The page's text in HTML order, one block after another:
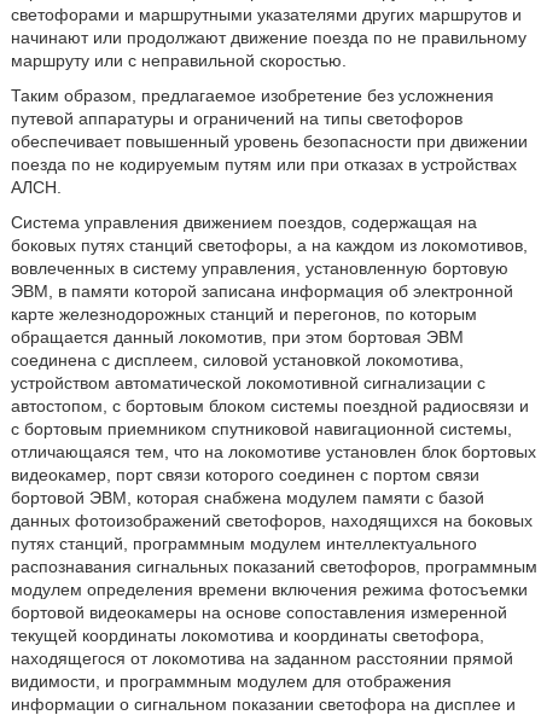
светофорами и маршрутными указателями других маршрутов и
начинают или продолжают движение поезда по не правильному
маршруту или с неправильной скоростью.
Таким образом, предлагаемое изобретение без усложнения
путевой аппаратуры и ограничений на типы светофоров
обеспечивает повышенный уровень безопасности при движении
поезда по не кодируемым путям или при отказах в устройствах
АЛСН.
Система управления движением поездов, содержащая на
боковых путях станций светофоры, а на каждом из локомотивов,
вовлеченных в систему управления, установленную бортовую
ЭВМ, в памяти которой записана информация об электронной
карте железнодорожных станций и перегонов, по которым
обращается данный локомотив, при этом бортовая ЭВМ
соединена с дисплеем, силовой установкой локомотива,
устройством автоматической локомотивной сигнализации с
автостопом, с бортовым блоком системы поездной радиосвязи и
с бортовым приемником спутниковой навигационной системы,
отличающаяся тем, что на локомотиве установлен блок бортовых
видеокамер, порт связи которого соединен с портом связи
бортовой ЭВМ, которая снабжена модулем памяти с базой
данных фотоизображений светофоров, находящихся на боковых
путях станций, программным модулем интеллектуального
распознавания сигнальных показаний светофоров, программным
модулем определения времени включения режима фотосъемки
бортовой видеокамеры на основе сопоставления измеренной
текущей координаты локомотива и координаты светофора,
находящегося от локомотива на заданном расстоянии прямой
видимости, и программным модулем для отображения
информации о сигнальном показании светофора на дисплее и